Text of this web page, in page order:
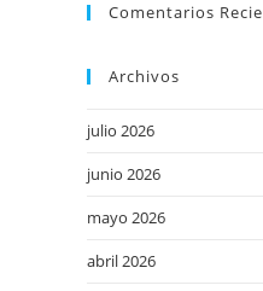
Comentarios
Archivos
julio 2026
junio 2026
mayo 2026
abril 2026